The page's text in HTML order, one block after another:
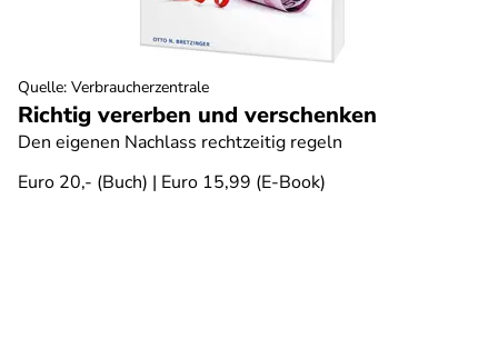
Richtig vererben und verschenken
Den eigenen Nachlass rechtzeitig regeln
Euro 20,- (Buch) | Euro 15,99 (E-Book)
Quelle: Verbraucherzentrale